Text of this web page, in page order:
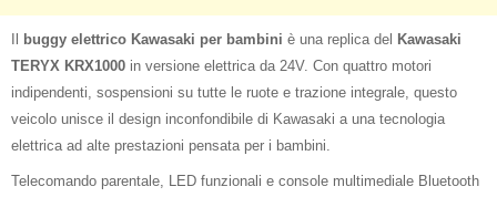
Il buggy elettrico Kawasaki per bambini è una replica del Kawasaki
TERYX KRX1000 in versione elettrica da 24V. Con quattro motori
indipendenti, sospensioni su tutte le ruote e trazione integrale, questo
veicolo unisce il design inconfondibile di Kawasaki a una tecnologia
elettrica ad alte prestazioni pensata per i bambini.
Telecomando parentale, LED funzionali e console multimediale Bluetooth